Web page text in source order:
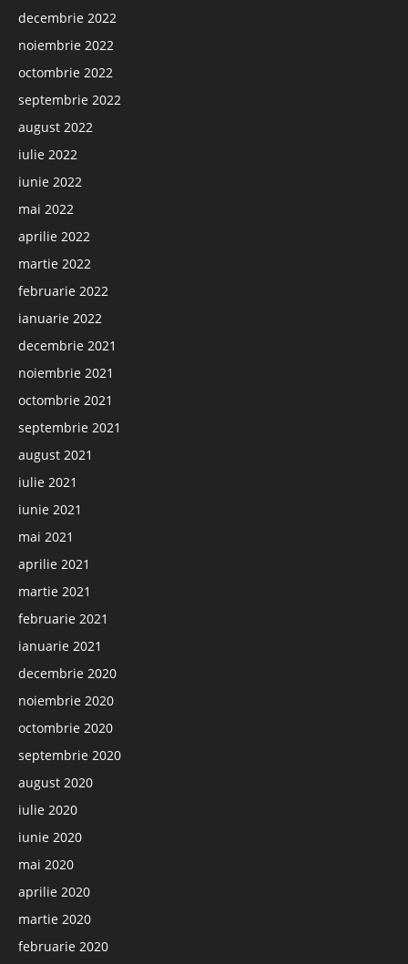
decembrie 2022
noiembrie 2022
octombrie 2022
septembrie 2022
august 2022
iulie 2022
iunie 2022
mai 2022
aprilie 2022
martie 2022
februarie 2022
ianuarie 2022
decembrie 2021
noiembrie 2021
octombrie 2021
septembrie 2021
august 2021
iulie 2021
iunie 2021
mai 2021
aprilie 2021
martie 2021
februarie 2021
ianuarie 2021
decembrie 2020
noiembrie 2020
octombrie 2020
septembrie 2020
august 2020
iulie 2020
iunie 2020
mai 2020
aprilie 2020
martie 2020
februarie 2020